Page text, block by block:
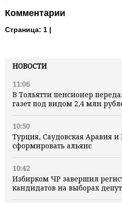
НОВОСТИ
11:06
В Тольятти пенсионер
газет под видом 2,4 млн
10:50
Турция, Саудовская Аравия
сформировать альянс
10:42
Избирком ЧР завершил
кандидатов на выборах
Комментарии
Страница: 1 |